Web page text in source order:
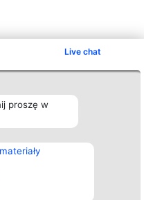
Live chat
proszę wKontakt